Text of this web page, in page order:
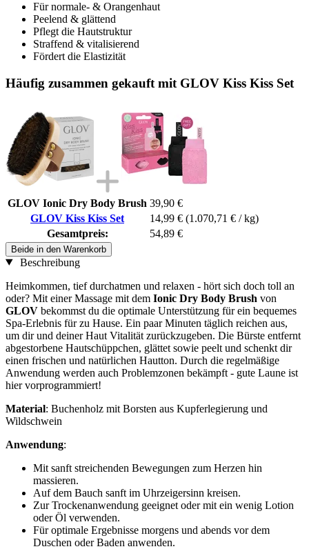
Für normale- & Orangenhaut
Peelend & glättend
Pflegt die Hautstruktur
Straffend & vitalisierend
Fördert die Elastizität
Häufig zusammen gekauft mit GLOV Kiss Kiss Set
GLOV Ionic Dry Body Brush 39,90 €
GLOV Kiss Kiss Set
14,99 € (1.070,71 € / kg)
Gesamtpreis:
54,89 €
Beide in den Warenkorb
Beschreibung
Heimkommen, tief durchatmen und relaxen - hört sich doch toll an
oder? Mit einer Massage mit dem Ionic Dry Body Brush von
GLOV bekommst du die optimale Unterstützung für ein bequemes
Spa-Erlebnis für zu Hause. Ein paar Minuten täglich reichen aus,
um dir und deiner Haut Vitalität zurückzugeben. Die Bürste entfernt
abgestorbene Hautschüppchen, glättet sowie peelt und schenkt dir
einen frischen und natürlichen Hautton. Durch die regelmäßige
Anwendung werden auch Problemzonen bekämpft - gute Laune ist
hier vorprogrammiert!
Material: Buchenholz mit Borsten aus Kupferlegierung und
Wildschwein
Anwendung:
Mit sanft streichenden Bewegungen zum Herzen hin
massieren.
Auf dem Bauch sanft im Uhrzeigersinn kreisen.
Zur Trockenanwendung geeignet oder mit ein wenig Lotion
oder Öl verwenden.
Für optimale Ergebnisse morgens und abends vor dem
Duschen oder Baden anwenden.